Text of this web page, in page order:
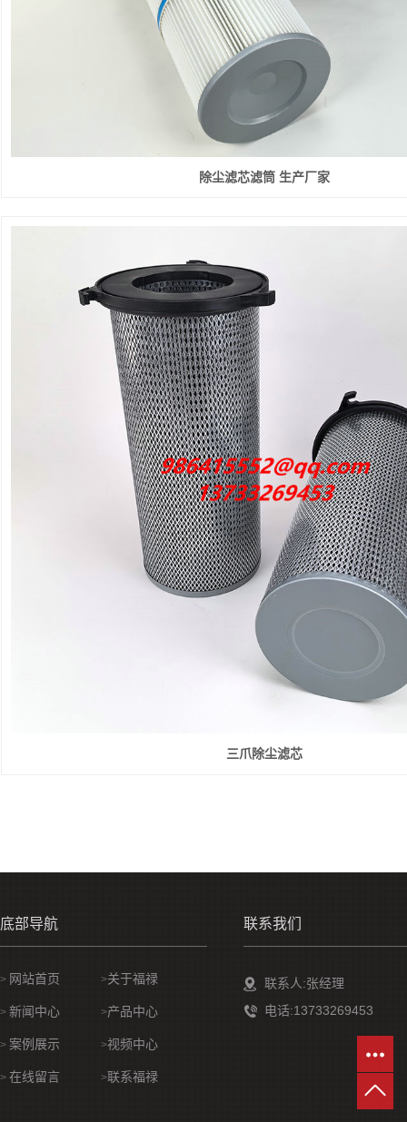
除尘滤芯滤筒 生产厂家
三爪除尘滤芯
底部导航
> 网站首页 >关于福禄
> 新闻中心 >产品中心
> 案例展示 >视频中心
> 在线留言 >联系福禄
联系我们
联系人:张经理
电话:13733269453